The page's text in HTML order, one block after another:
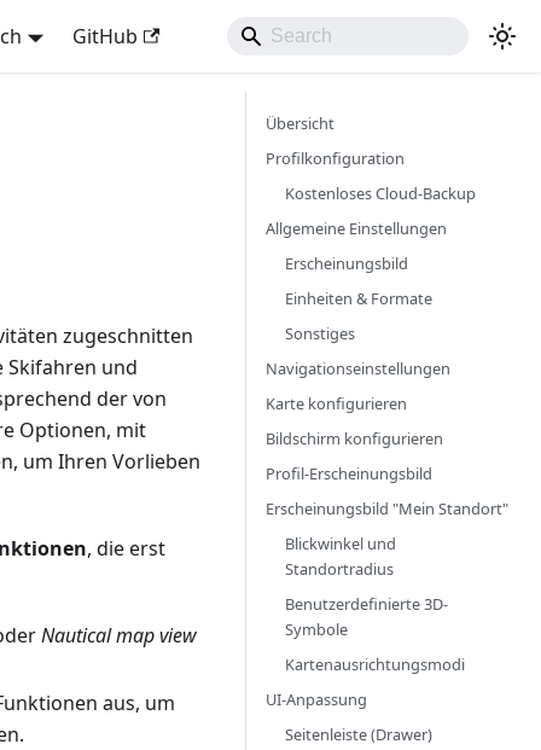
GitHub
zugeschnitten
Skifahren und
der von
Optionen, mit
um Ihren Vorlieben
, die erst
Nautical map view
aus, um
Übersicht
Profilkonfiguration
Kostenloses Cloud-Backup
Allgemeine Einstellungen
Erscheinungsbild
Einheiten & Formate
Sonstiges
Navigationseinstellungen
Karte konfigurieren
Bildschirm konfigurieren
Profil-Erscheinungsbild
Erscheinungsbild "Mein Standort"
Blickwinkel und
Standortradius
Benutzerdefinierte 3D-
Symbole
Kartenausrichtungsmodi
UI-Anpassung
Seitenleiste (Drawer)